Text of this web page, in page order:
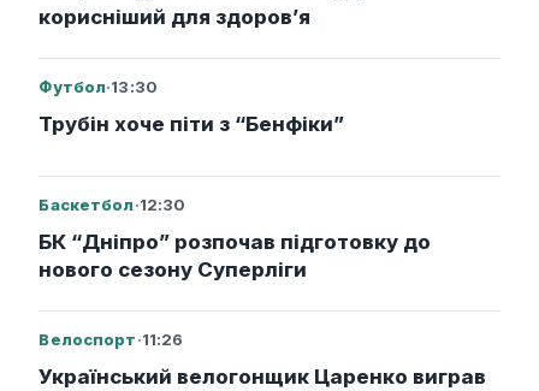
корисніший для здоров’я
Футбол·13:30
Трубін хоче піти з “Бенфіки”
Баскетбол·12:30
БК “Дніпро” розпочав підготовку до
нового сезону Суперліги
Велоспорт·11:26
Український велогонщик Царенко виграв